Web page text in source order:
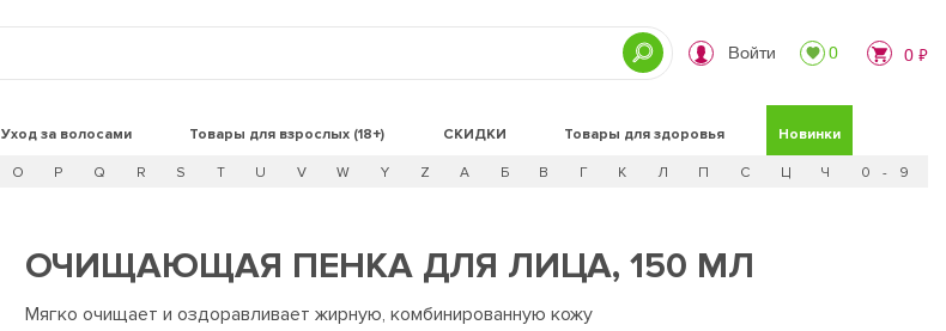
Войти 0 0 ₽
Уход за волосами Товары для взрослых (18+) СКИДКИ Новинки
Товары для здоровья
O P Q R S T U V W Y Z А Б В Г К Л П С Ц Ч 0 - 9
ОЧИЩАЮЩАЯ ПЕНКА ДЛЯ ЛИЦА, 150 МЛ
Мягко очищает и оздоравливает жирную, комбинированную кожу